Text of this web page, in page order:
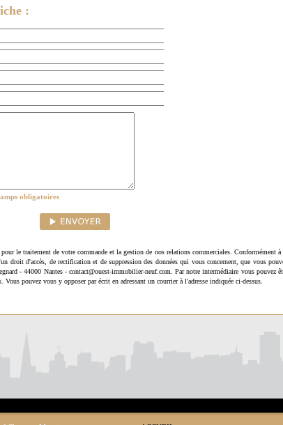
:
obligatoires
le traitement de votre commande et la gestion de nos relations commerciales. Conformément à
d'accès, de rectification et de suppression des données qui vous concernent, que vous
- 44000 Nantes - contact@ouest-immobilier-neuf.com. Par notre intermédiaire vous pouvez
pouvez vous y opposer par écrit en adressant un courrier à l'adresse indiquée ci-dessus.